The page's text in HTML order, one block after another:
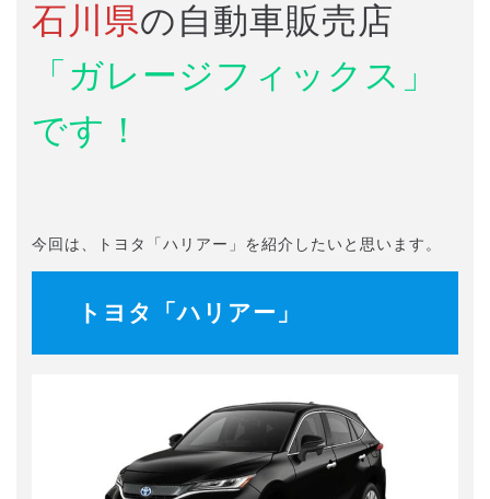
石川県の自動車販売店
「ガレージフィックス」
です！
今回は、トヨタ「ハリアー」を紹介したいと思います。
トヨタ「ハリアー」